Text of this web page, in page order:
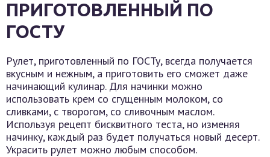
ПРИГОТОВЛЕННЫЙ ПО
ГОСТУ
Рулет, приготовленный по ГОСТу, всегда получается
вкусным и нежным, а приготовить его сможет даже
начинающий кулинар. Для начинки можно
использовать крем со сгущенным молоком, со
сливками, с творогом, со сливочным маслом.
Используя рецепт бисквитного теста, но изменяя
начинку, каждый раз будет получаться новый десерт.
Украсить рулет можно любым способом.